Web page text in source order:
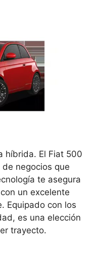
híbrida. El Fiat 500
negocios que
te asegura
un excelente
Equipado con los
es una elección
trayecto.